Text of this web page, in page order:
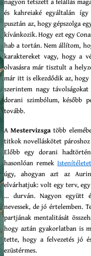
és kahreiaké egyáltalán
pusztán az, hogy gépszolga
kívánkozik. Hogy ezt egy
hab a tortán. Nem állítom,
karaktereket vagy, hogy a
olvasásra már tisztult a
már itt is elkezdődik az,
szerintem nagy
dorani szimbólum, később
tovább.
AMestervizsga több
titkok novelláskötet
Előbb egy dorani
hasonlóan remekIstenítéletet
úgy, ahogyan azt az
elvárhatjuk: volt egy terv,
… durván. Nagyon együtt
nevessek, de jó értelemben.
partjának mentalitását
hogy aztán gyakorlatban is
tette, hogy a felvezetés jó
ezüstérmes.